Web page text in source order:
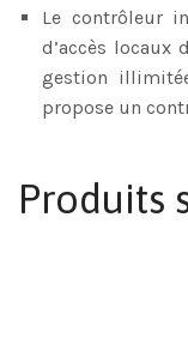
Le contrôleur
d’accès locaux
gestion
propose un
Produits